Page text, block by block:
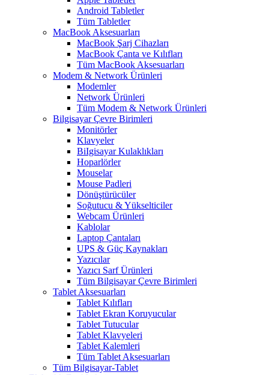
Android Tabletler
Tüm Tabletler
MacBook Aksesuarları
MacBook Şarj Cihazları
MacBook Çanta ve Kılıfları
Tüm MacBook Aksesuarları
Modem & Network Ürünleri
Modemler
Network Ürünleri
Tüm Modem & Network Ürünleri
Bilgisayar Çevre Birimleri
Monitörler
Klavyeler
BiIgisayar Kulaklıkları
Hoparlörler
Mouselar
Mouse Padleri
Dönüştürücüler
Soğutucu & Yükselticiler
Webcam Ürünleri
Kablolar
Laptop Çantaları
UPS & Güç Kaynakları
Yazıcılar
Yazıcı Sarf Ürünleri
Tüm Bilgisayar Çevre Birimleri
Tablet Aksesuarları
Tablet Kılıfları
Tablet Ekran Koruyucular
Tablet Tutucular
Tablet Klavyeleri
Tablet Kalemleri
Tüm Tablet Aksesuarları
Tüm Bilgisayar-Tablet